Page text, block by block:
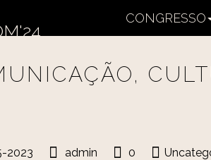
CONGRESSO
2023 admin 0